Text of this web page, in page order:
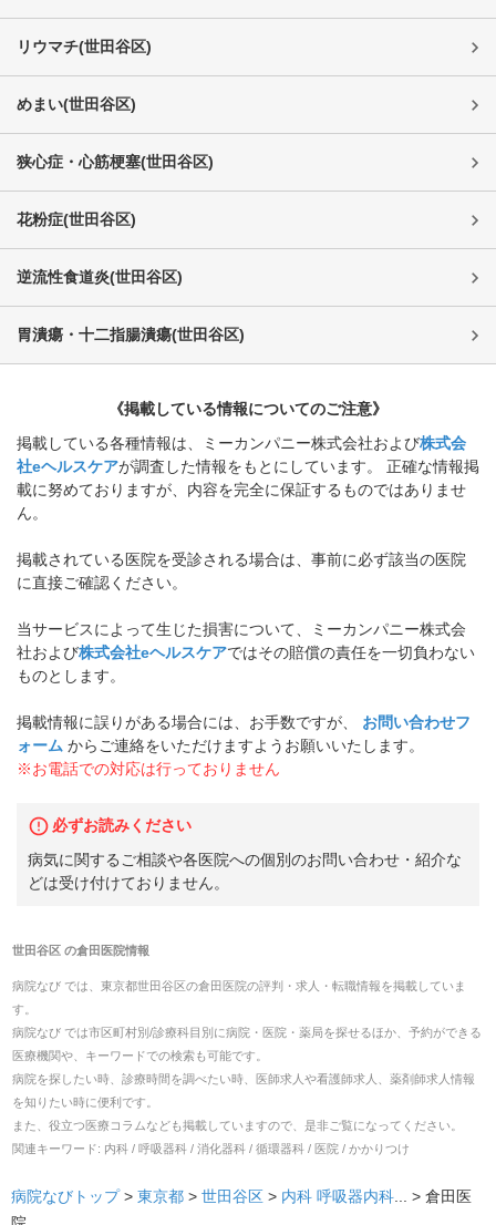
リウマチ(世田谷区)
めまい(世田谷区)
狭心症・心筋梗塞(世田谷区)
花粉症(世田谷区)
逆流性食道炎(世田谷区)
胃潰瘍・十二指腸潰瘍(世田谷区)
《掲載している情報についてのご注意》
掲載している各種情報は、ミーカンパニー株式会社および株式会
社eヘルスケアが調査した情報をもとにしています。 正確な情報掲
載に努めておりますが、内容を完全に保証するものではありませ
ん。
掲載されている医院を受診される場合は、事前に必ず該当の医院
に直接ご確認ください。
当サービスによって生じた損害について、ミーカンパニー株式会
社および株式会社eヘルスケアではその賠償の責任を一切負わない
ものとします。
掲載情報に誤りがある場合には、お手数ですが、
お問い合わせフ
ォーム からご連絡をいただけますようお願いいたします。
※お電話での対応は行っておりません
必ずお読みください
病気に関するご相談や各医院への個別のお問い合わせ・紹介な
どは受け付けておりません。
世田谷区 の倉田医院情報
病院なび では、 東京都世田谷区の倉田医院の評判・求人・転職情報を掲載していま
す。
病院なび では市区町村別/診療科目別に病院・医院・薬局を探せるほか、予約ができる
医療機関や、キーワードでの検索も可能です。
病院を探したい時、診療時間を調べたい時、医師求人や看護師求人、薬剤師求人情報
を知りたい時に便利です。
また、役立つ医療コラムなども掲載していますので、是非ご覧になってください。
関連キーワード: 内科 / 呼吸器科 / 消化器科 / 循環器科 / 医院 / かかりつけ
病院なびトップ > 東京都 > 世田谷区 > 内科 呼吸器内科 ... > 倉田医